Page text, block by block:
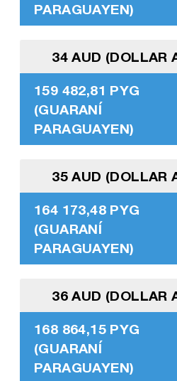
PARAGUAYEN)
34 AUD (DOLLAR
159 482,81 PYG
(GUARANÍ
PARAGUAYEN)
35 AUD (DOLLAR
164 173,48 PYG
(GUARANÍ
PARAGUAYEN)
36 AUD (DOLLAR
168 864,15 PYG
(GUARANÍ
PARAGUAYEN)